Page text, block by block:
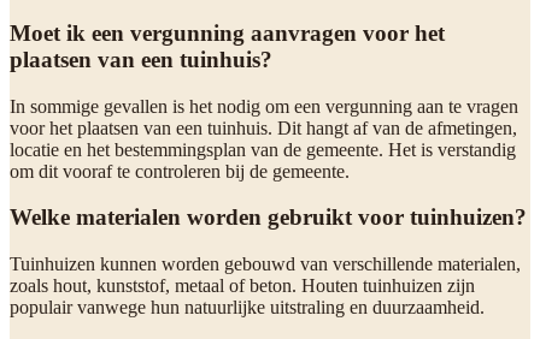
Moet ik een vergunning aanvragen voor het
plaatsen van een tuinhuis?
In sommige gevallen is het nodig om een vergunning aan te vragen
voor het plaatsen van een tuinhuis. Dit hangt af van de afmetingen,
locatie en het bestemmingsplan van de gemeente. Het is verstandig
om dit vooraf te controleren bij de gemeente.
Welke materialen worden gebruikt voor tuinhuizen?
Tuinhuizen kunnen worden gebouwd van verschillende materialen,
zoals hout, kunststof, metaal of beton. Houten tuinhuizen zijn
populair vanwege hun natuurlijke uitstraling en duurzaamheid.